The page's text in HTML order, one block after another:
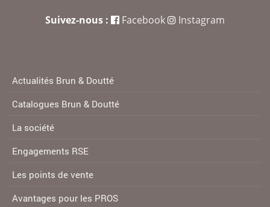
Suivez-nous : Facebook Instagram
Actualités Brun & Doutté
Catalogues Brun & Doutté
La société
Engagements RSE
Les points de vente
Avantages pour les PROS